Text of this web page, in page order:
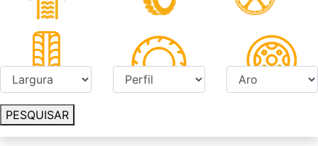
PESQUISAR